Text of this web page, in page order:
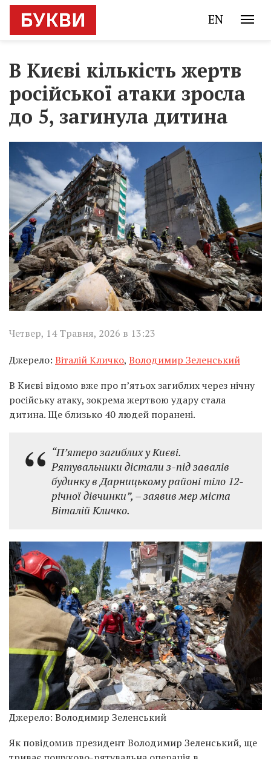
EN
В Києві кількість жертв
російської атаки зросла
до 5, загинула дитина
Четвер, 14 Травня, 2026 в 13:23
Джерело: Віталій Кличко, Володимир Зеленський
В Києві відомо вже про п’ятьох загиблих через нічну
російську атаку, зокрема жертвою удару стала
дитина. Ще близько 40 людей поранені.
“Пʼятеро загиблих у Києві.
Рятувальники дістали з-під завалів
будинку в Дарницькому районі тіло 12-
річної дівчинки”, – заявив мер міста
Віталій Кличко.
Джерело: Володимир Зеленський
Як повідомив президент Володимир Зеленський, ще